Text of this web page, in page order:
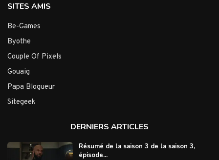
SITES AMIS
Be-Games
Byothe
Couple Of Pixels
Gouaig
Papa Blogueur
Sitegeek
DERNIERS ARTICLES
Résumé de la saison 3 de la saison 3,
épisode...